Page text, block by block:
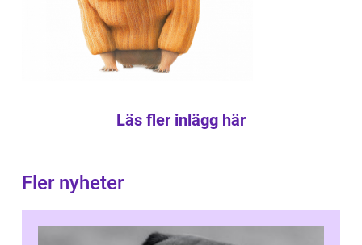
Läs fler inlägg här
Fler nyheter